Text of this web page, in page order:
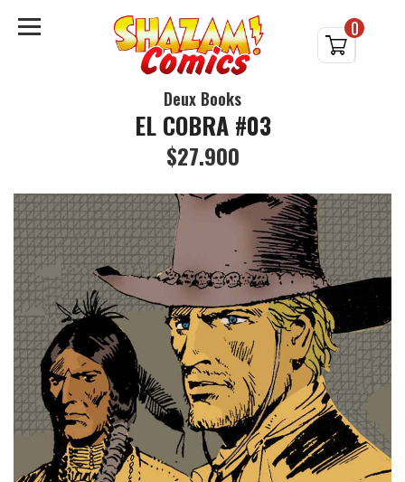
0
Deux Books
EL COBRA #03
$27.900